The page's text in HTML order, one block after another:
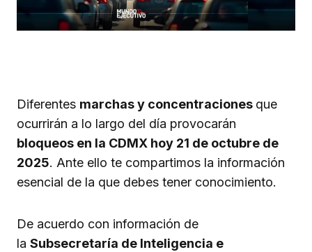
Diferentes marchas y concentraciones que
ocurrirán a lo largo del día provocarán
bloqueos en la CDMX hoy 21 de octubre de
2025. Ante ello te compartimos la información
esencial de la que debes tener conocimiento.
De acuerdo con información de
la Subsecretaría de Inteligencia e